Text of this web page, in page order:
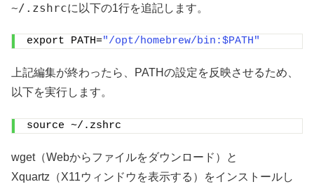
~/.zshrcに以下の1行を追記します。
export PATH="/opt/homebrew/bin:$PATH"
上記編集が終わったら、PATHの設定を反映させるため、
以下を実行します。
source ~/.zshrc
wget（Webからファイルをダウンロード）と
Xquartz（X11ウィンドウを表示する）をインストールし